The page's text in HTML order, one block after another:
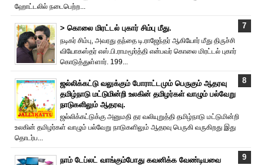
ஹோட்டலில் நடைபெற்ற...
> கொலை மிரட்டல் புகார் சிம்பு மீது.
நடிகர் சிம்பு, அவரது தந்தை டி.ராஜேந்தர் ஆகியோர் மீது திருச்சி
வியோகஸ்தர் எஸ்.பி.ராமமூர்த்தி என்பவர் கொலை மிரட்டல் புகார்
கொடுத்துள்ளார். 199...
ஜல்லிக்கட்டு வலுக்கும் போராட்டமும் பெருகும் ஆதரவு
தமிழ்நாடு மட்டுமின்றி உலகின் தமிழர்கள் வாழும் பல்வேறு
நாடுகளிலும் ஆதரவு.
ஜல்லிக்கட்டுக்கு அனுமதி தர வலியுறுத்தி தமிழ்நாடு மட்டுமின்றி
உலகின் தமிழர்கள் வாழும் பல்வேறு நாடுகளிலும் ஆதரவு பெருகி வருகிறது இது
தொடர்ப...
நாம் டேப்லட் வாங்கும்போது கவனிக்க வேண்டியவை